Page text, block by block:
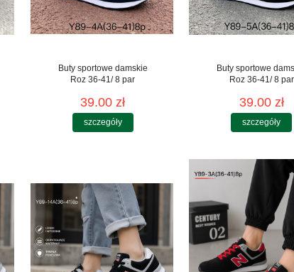
Buty sportowe damskie
Roz 36-41/ 8 par
39.00 zł
szczegóły
Buty sportowe
Roz 36-41/ 8 par
39.00 zł
szczegóły